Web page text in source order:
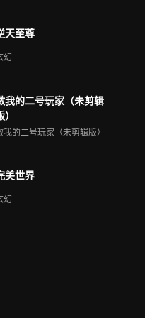
天至尊
幻
我的二号玩家（未剪辑
我的二号玩家（未剪辑版）
美世界
幻